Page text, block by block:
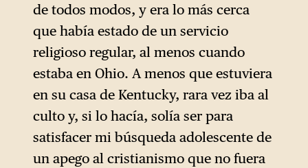
En comparación, el ministro
metodista de Kentucky
Donald Ison (fallecido en
2023) sólo tuvo una influencia
local.
de todos modos, y era lo más cerca
que había estado de un servicio
religioso regular, al menos cuando
estaba en Ohio. A menos que estuviera
en su casa de Kentucky, rara vez iba al
culto y, si lo hacía, solía ser para
satisfacer mi búsqueda adolescente de
un apego al cristianismo que no fuera